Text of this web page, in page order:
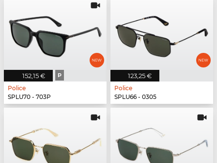
152,15 € P
Police
SPLU70 - 703P
123,25 €
Police
SPLU66 - 0305